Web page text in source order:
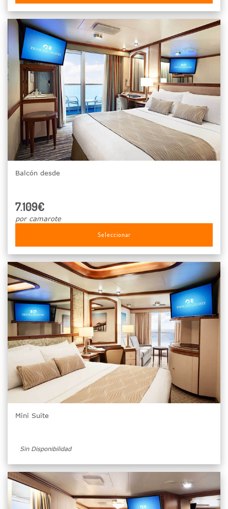
Balcón desde
7.109€
por camarote
Seleccionar
Mini Suite
Sin Disponibilidad